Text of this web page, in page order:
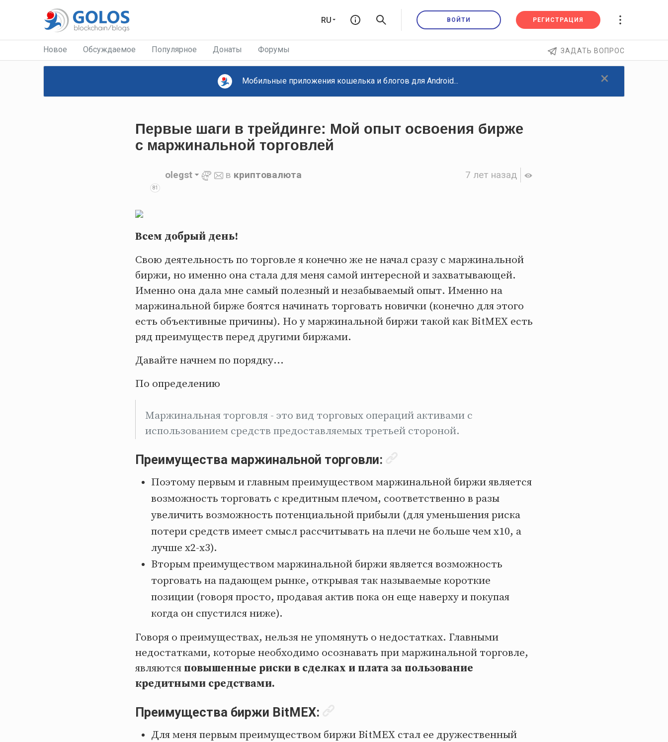
RU ВОЙТИ РЕГИСТРАЦИЯ
ЗАДАТЬ ВОПРОС
Новое Обсуждаемое Популярное Донаты Форумы
×
Мобильные приложения кошелька и блогов для Android...
Первые шаги в трейдинге: Мой опыт освоения бирже
с маржинальной торговлей
7 лет назад
81
olegst в криптовалюта
Всем добрый день!
Свою деятельность по торговле я конечно же не начал сразу с маржинальной
биржи, но именно она стала для меня самой интересной и захватывающей.
Именно она дала мне самый полезный и незабываемый опыт. Именно на
маржинальной бирже боятся начинать торговать новички (конечно для этого
есть объективные причины). Но у маржинальной биржи такой как BitMEX есть
ряд преимуществ перед другими биржами.
Давайте начнем по порядку...
По определению
Маржинальная торговля - это вид торговых операций активами с
использованием средств предоставляемых третьей стороной.
Преимущества маржинальной торговли:
Поэтому первым и главным преимуществом маржинальной биржи является
возможность торговать с кредитным плечом, соответственно в разы
увеличить возможность потенциальной прибыли (для уменьшения риска
потери средств имеет смысл рассчитывать на плечи не больше чем x10, а
лучше x2-x3).
Вторым преимуществом маржинальной биржи является возможность
торговать на падающем рынке, открывая так называемые короткие
позиции (говоря просто, продавая актив пока он еще наверху и покупая
когда он спустился ниже).
Говоря о преимуществах, нельзя не упомянуть о недостатках. Главными
недостатками, которые необходимо осознавать при маржинальной торговле,
являются повышенные риски в сделках и плата за пользование
кредитными средствами.
Преимущества биржи BitMEX:
Для меня первым преимуществом биржи BitMEX стал ее дружественный